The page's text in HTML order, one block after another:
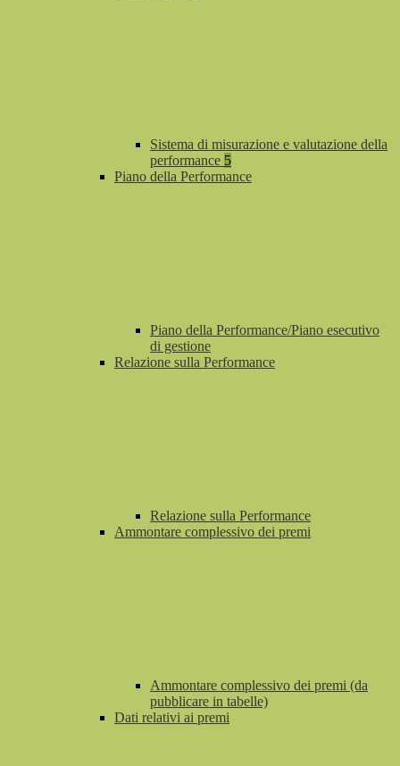
Sistema di misurazione e valutazione della
performance 5
Piano della Performance
Piano della Performance/Piano esecutivo
di gestione
Relazione sulla Performance
Relazione sulla Performance
Ammontare complessivo dei premi
Ammontare complessivo dei premi (da
pubblicare in tabelle)
Dati relativi ai premi